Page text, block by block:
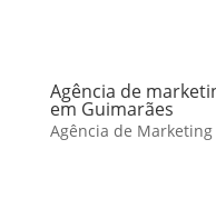
Agência de
em Guimarães
Agência de